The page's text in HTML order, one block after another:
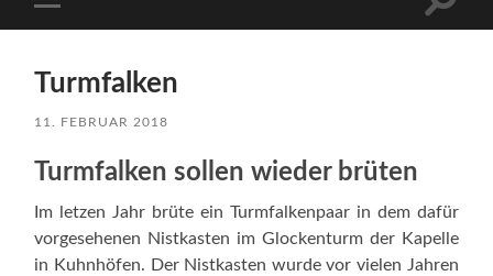
Menü
Turmfalken
11. FEBRUAR 2018
Turmfalken sollen wieder brüten
Im letzen Jahr brüte ein Turmfalkenpaar in dem dafür
vorgesehenen Nistkasten im Glockenturm der Kapelle
in Kuhnhöfen. Der Nistkasten wurde vor vielen Jahren